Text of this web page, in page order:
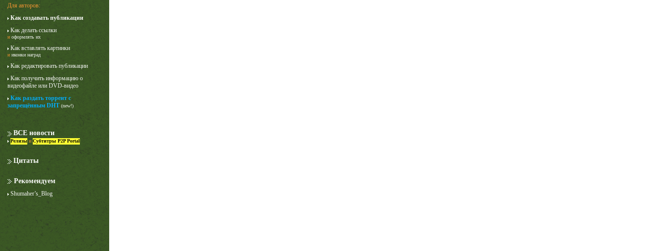
Для авторов:
Как создавать публикации
Как делать ссылки
и оформлять их
Как вставлять картинки
и иконки наград
Как редактировать публикации
Как получить информацию о
видеофайле или DVD-видео
Как раздать торрент с
запрещённым DHT (new!)
ВСЕ новости
Релизы и Субтитры P2P Portal
Цитаты
Рекомендуем
Shumaher’s_Blog